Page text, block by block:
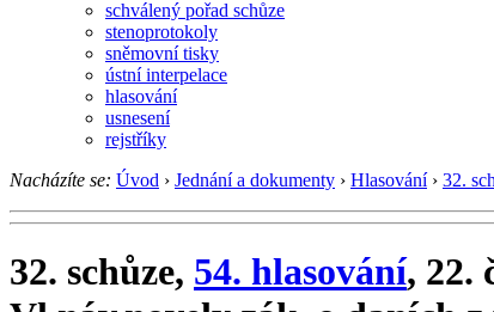
schválený pořad schůze
stenoprotokoly
sněmovní tisky
ústní interpelace
hlasování
usnesení
rejstříky
Nacházíte se: Úvod › Jednání a dokumenty › Hlasování › 32.
32. schůze, 54. hlasování, 22.